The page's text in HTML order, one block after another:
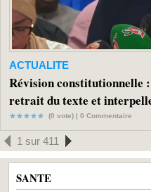
ACTUALITE
Révision constitutionnelle
retrait du texte et
(0 vote) | 0 Commentaire
1 sur 411
SANTE